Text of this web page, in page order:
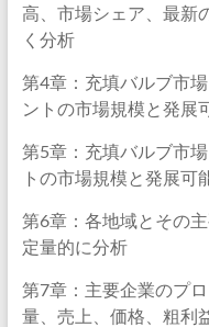
高、市場シェア、最新
く分析
第4章：充填バルブ市
ントの市場規模と発展
第5章：充填バルブ市
トの市場規模と発展可
第6章：各地域とその
定量的に分析
第7章：主要企業のプ
量、売上、価格、粗利